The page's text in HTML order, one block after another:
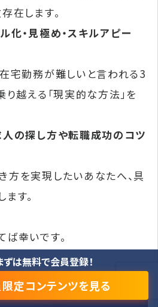
在します。
化・見極め・スキルアピー
宅勤務が難しいと言われる3
り越える「現実的な方法」を
の探し方や転職成功のコツ
方を実現したいあなたへ、具
す。
幸いです。
ずは無料で会員登録！
定コンテンツを見る